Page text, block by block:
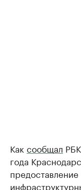
Как сообщал
года